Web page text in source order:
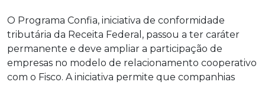
O Programa Confia, iniciativa de conformidade
tributária da Receita Federal, passou a ter caráter
permanente e deve ampliar a participação de
empresas no modelo de relacionamento cooperativo
com o Fisco. A iniciativa permite que companhias